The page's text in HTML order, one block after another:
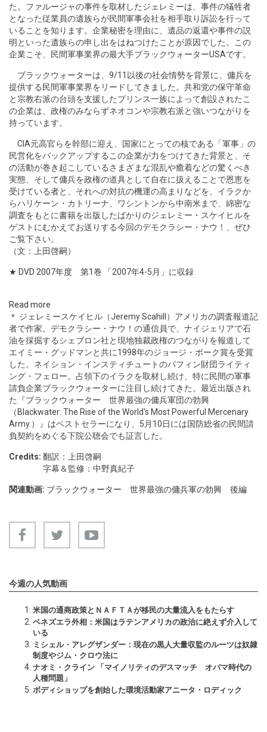
た。ファルージャの事件を取材したジェレミーは、事件の犠牲者
となった従業員の遺族らが民間軍事会社を相手取り訴訟を行って
いることを知ります。企業秘密を理由に、遺品の返還や事件の説
明といった遺族らの申し出をはねつけたことが原因でした。この
企業こそ、民間軍事業界の最大手ブラックウォーターUSAです。
ブラックウォーターは、9/11以後の社会情勢を背景に、傭兵を
提供する民間軍事業界をリードしてきました。共和党の保守革命
と宗教右派の台頭を支援したプリンス一族によって創設されたこ
の企業は、政権のみならずネオコンや宗教右派と強いつながりを
持っています。
CIA元高官らを幹部に迎え、国家にとっての核である「軍事」の
民営化をバックアップするこの企業が力をつけてきた背景と、そ
の活動が巻き起こしているさまざまな混乱や癒着などの驚くべき
実態、そして傭兵を政権の道具として自在に扱えることで恩恵を
受けている者と、それへの対抗の機運の高まりなどを、イラクか
らハリケーン・カトリーナ、ワシントンから中南米まで、綿密な
調査をもとに書籍を出版したばかりのジェレミー・スケイヒルを
ゲストにむかえてお送りする今回のデモクラシー・ナウ！、ぜひ
ご覧下さい。
（文：上田啓嗣）
★ DVD 2007年度 第1巻 「2007年4-5月」に収録
Read more
＊ ジェレミースケイヒル（Jeremy Scahill）アメリカの調査報道記
者で作家。デモクラシー・ナウ！の通信員で、ナイジェリアで石
油を採掘するシェブロン社と現地独裁政権のつながりを報道して
エイミー・グッドマンと共に1998年のジョージ・ポーク賞を受賞
した。ネイション・インスティチュートのパフィン財団ライティ
ング・フェロー。占領下のイラクを取材し続け、特に民間の軍事
請負企業ブラックウォーターに注目し続けてきた。最近出版され
た『ブラックウォーター 世界最強の傭兵軍団の勃興
（Blackwater: The Rise of the World's Most Powerful Mercenary
Army.）』はベストセラーになり、5月10日には国防総省の民間請
負契約をめぐる下院公聴会でも証言した。
Credits: 翻訳：上田啓嗣
字幕＆監修：中野真紀子
関連動画: ブラックウォーター 世界最強の傭兵軍の勃興 後編
今週の人気動画
米国の通商政策とＮＡＦＴＡが移民の大量流入をもたらす
ベネズエラ外相：米国はラテンアメリカの政治に絶えず介入して
いる
ミシェル・アレグザンダー：現在の黒人大量収監のルーツは奴隷
制度やジム・クロウ法に
ナオミ・クライン 「マイノリティのデスマッチ オバマ時代の
人種問題」
ボディショップを創始した環境活動家アニータ・ロディック